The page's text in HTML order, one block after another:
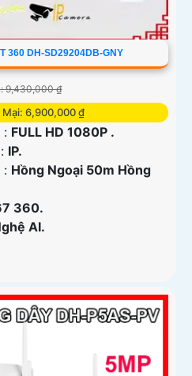
360 DH-SD29204DB-GNY
9,430,000 ₫
Mại: 6,900,000 ₫
: FULL HD 1080P .
IP.
: Hồng Ngoại 50m Hồng
360.
AI.